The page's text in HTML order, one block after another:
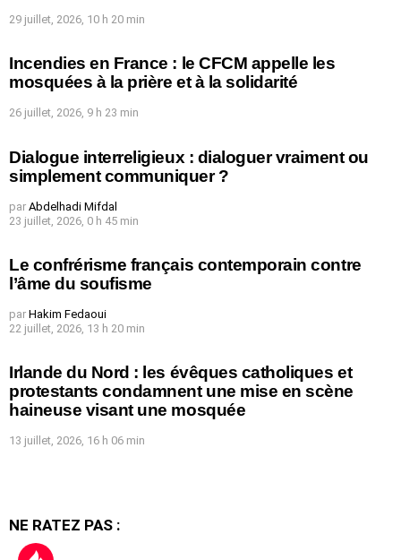
29 juillet, 2026, 10 h 20 min
Incendies en France : le CFCM appelle les
mosquées à la prière et à la solidarité
26 juillet, 2026, 9 h 23 min
Dialogue interreligieux : dialoguer vraiment ou
simplement communiquer ?
par Abdelhadi Mifdal
23 juillet, 2026, 0 h 45 min
Le confrérisme français contemporain contre
l’âme du soufisme
par Hakim Fedaoui
22 juillet, 2026, 13 h 20 min
Irlande du Nord : les évêques catholiques et
protestants condamnent une mise en scène
haineuse visant une mosquée
13 juillet, 2026, 16 h 06 min
NE RATEZ PAS :